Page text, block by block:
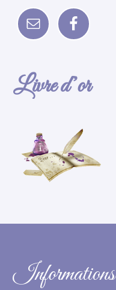
Livre d’or
Informations